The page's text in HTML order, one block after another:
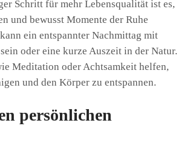
Schritt für mehr Lebensqualität ist es,
und bewusst Momente der Ruhe
ein entspannter Nachmittag mit
oder eine kurze Auszeit in der Natur.
Meditation oder Achtsamkeit helfen,
und den Körper zu entspannen.
persönlichen